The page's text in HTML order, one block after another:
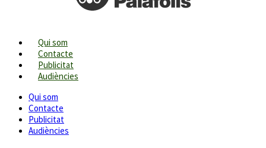
Qui som
Contacte
Publicitat
Audiències
Qui som
Contacte
Publicitat
Audiències